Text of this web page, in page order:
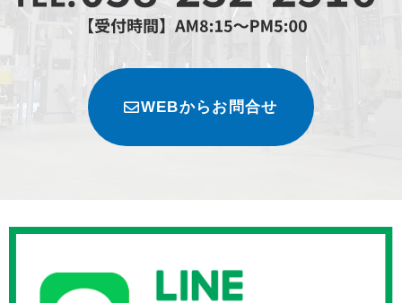
WEBからお問合せ